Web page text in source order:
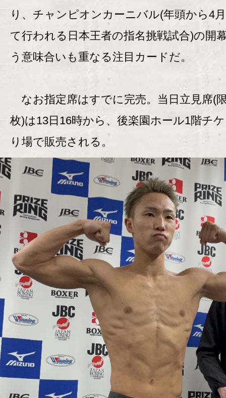
り、チャンピオンカーニバル(年頭から4
て行われる日本王者の指名挑戦試合)の開
う意味合いも重なる注目カードだ。
なお指定席はすでに完売。当日立見席(
枚)は13日16時から、後楽園ホール1階チ
り場で販売される。